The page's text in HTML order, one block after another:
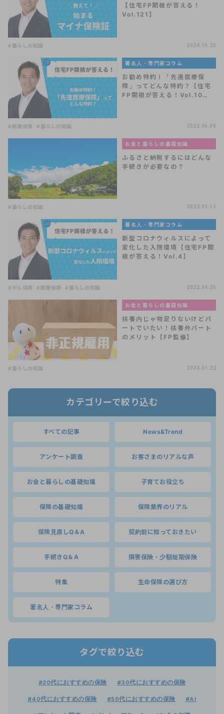
【住宅FP関根が答える！
Vol.121】
#暮らしの知識 2024.10.25
著名人・専門家コラム
お勧め特約！「先進医療保
障」ってどんな特約？【住宅
FP関根が答える！Vol.10…
#医療保険 #暮らしの知識 2022.06.08
お金と暮らしの基礎知識
ふるさと納税するにはどんな
手続きが必要なの？
#暮らしの知識 2022.03.11
著名人・専門家コラム
新型コロナウィルスによって
変化した入院環境【住宅FP関
根が答える！Vol.4】
#がん保険 #医療保険 #暮らしの知識 2022.04.25
お金と暮らしの基礎知識
扶養内じゃ物足りないけどパ
ートでいたい！扶養外パート
のメリット【FP監修】
#暮らしの知識 2024.01.22
カテゴリーで絞り込む
すべての記事 News&Trend
アンケート調査 お客さまのリアルな声
お金と暮らしの基礎知識 子育てお役立ち
保険の基礎知識 保険業界のリアル
保険見直しQ＆A 契約前に知っておきたい
手続きQ＆A 損害保険・少額短期保険
特集 生命保険の選び方
著名人・専門家コラム
タグで絞り込む
#20代におすすめの保険 #30代におすすめの保険
#40代におすすめの保険 #50代におすすめの保険 #AI